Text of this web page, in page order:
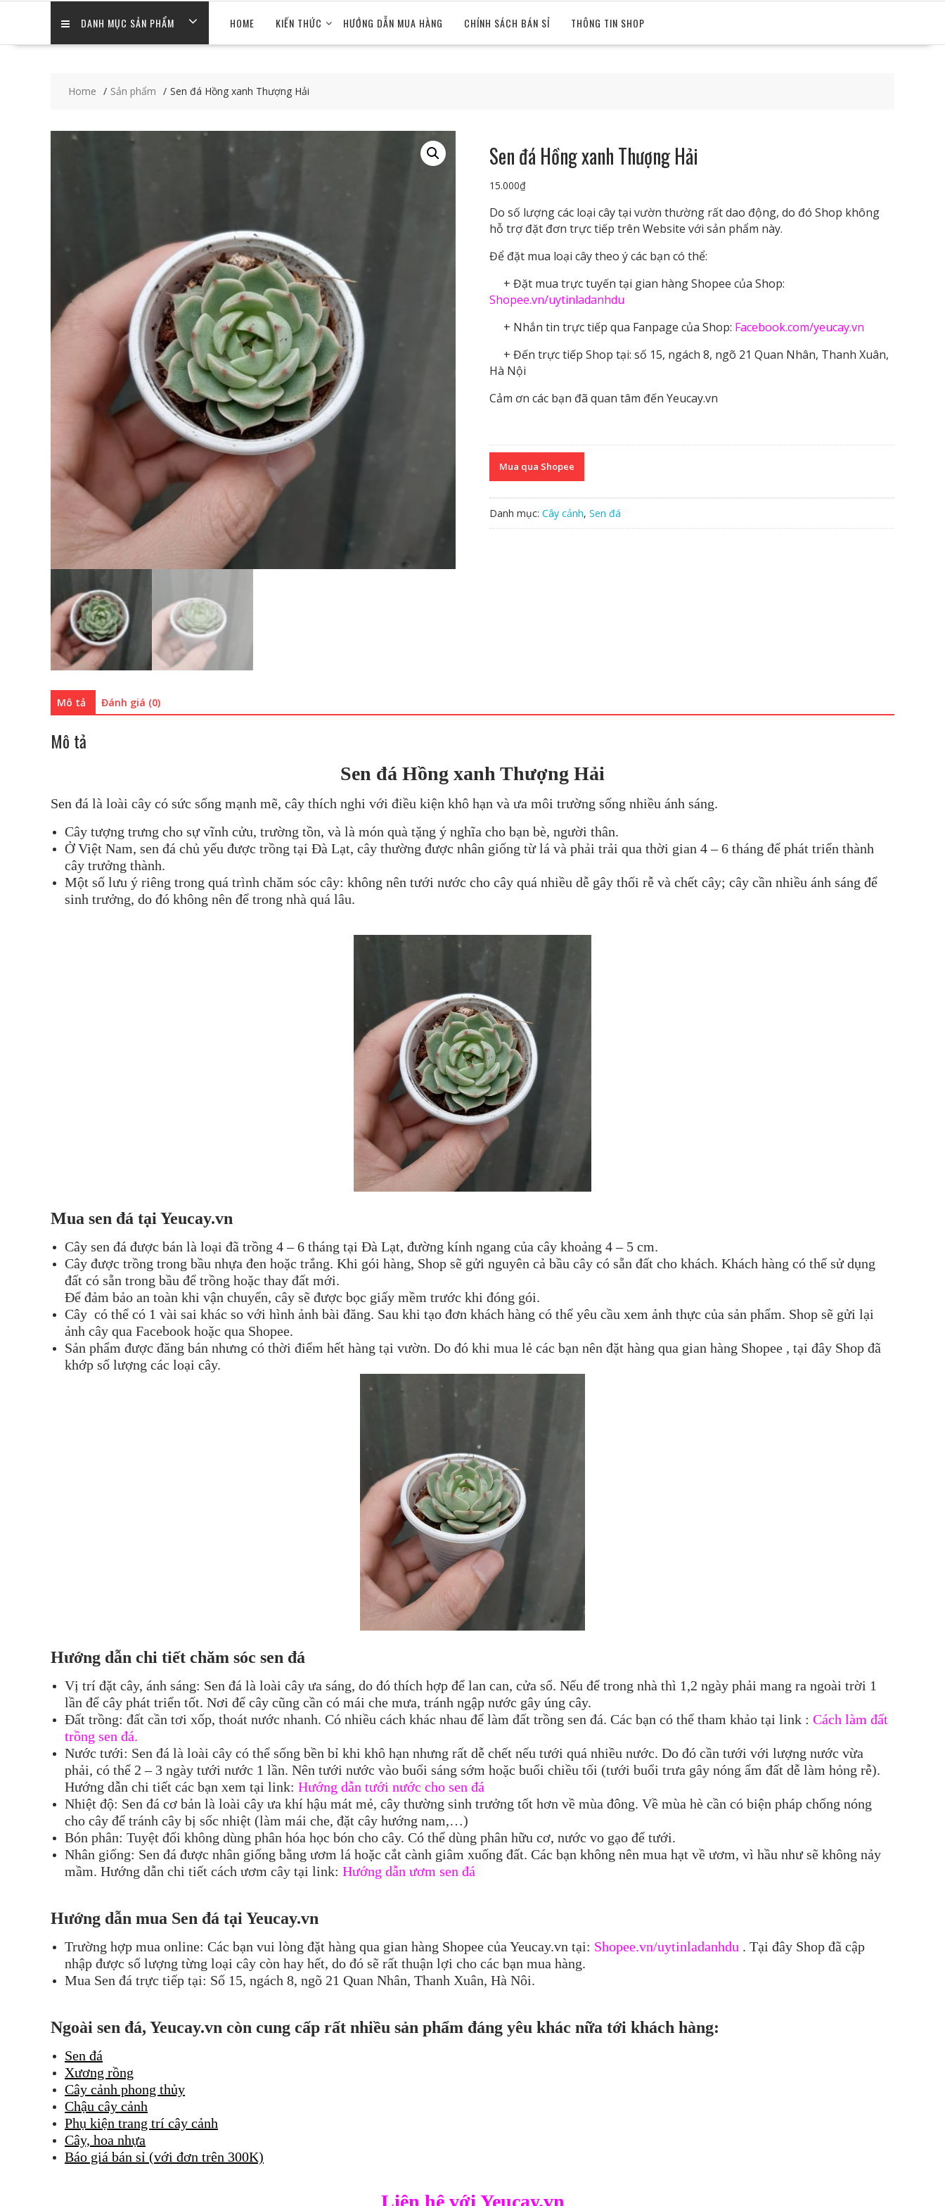
DANH MỤC SẢN PHẨM HOME KIẾN THỨC HƯỚNG DẪN MUA HÀNG CHÍNH SÁCH BÁN SỈ THÔNG TIN SHOP
Home Sản phẩm Sen đá Hồng xanh Thượng Hải
Sen đá Hồng xanh Thượng Hải
15.000₫
Do số lượng các loại cây tại vườn thường rất dao động, do đó Shop không
hỗ trợ đặt đơn trực tiếp trên Website với sản phẩm này.
Để đặt mua loại cây theo ý các bạn có thể:
+ Đặt mua trực tuyến tại gian hàng Shopee của Shop:
Shopee.vn/uytinladanhdu
+ Nhắn tin trực tiếp qua Fanpage của Shop: Facebook.com/yeucay.vn
+ Đến trực tiếp Shop tại: số 15, ngách 8, ngõ 21 Quan Nhân, Thanh Xuân,
Hà Nội
Cảm ơn các bạn đã quan tâm đến Yeucay.vn
Mua qua Shopee
Danh mục: Cây cảnh, Sen đá
Mô tả Đánh giá (0)
Mô tả
Sen đá Hồng xanh Thượng Hải
Sen đá là loài cây có sức sống mạnh mẽ, cây thích nghi với điều kiện khô hạn và ưa môi trường sống nhiều ánh sáng.
Cây tượng trưng cho sự vĩnh cửu, trường tồn, và là món quà tặng ý nghĩa cho bạn bè, người thân.
Ở Việt Nam, sen đá chủ yếu được trồng tại Đà Lạt, cây thường được nhân giống từ lá và phải trải qua thời gian 4 – 6 tháng để phát triển thành
cây trưởng thành.
Một số lưu ý riêng trong quá trình chăm sóc cây: không nên tưới nước cho cây quá nhiều dễ gây thối rễ và chết cây; cây cần nhiều ánh sáng để
sinh trưởng, do đó không nên để trong nhà quá lâu.
Mua sen đá tại Yeucay.vn
Cây sen đá được bán là loại đã trồng 4 – 6 tháng tại Đà Lạt, đường kính ngang của cây khoảng 4 – 5 cm.
Cây được trồng trong bầu nhựa đen hoặc trắng. Khi gói hàng, Shop sẽ gửi nguyên cả bầu cây có sẵn đất cho khách. Khách hàng có thể sử dụng
đất có sẵn trong bầu để trồng hoặc thay đất mới.
Để đảm bảo an toàn khi vận chuyển, cây sẽ được bọc giấy mềm trước khi đóng gói.
Cây có thể có 1 vài sai khác so với hình ảnh bài đăng. Sau khi tạo đơn khách hàng có thể yêu cầu xem ảnh thực của sản phẩm. Shop sẽ gửi lại
ảnh cây qua Facebook hoặc qua Shopee.
Sản phẩm được đăng bán nhưng có thời điểm hết hàng tại vườn. Do đó khi mua lẻ các bạn nên đặt hàng qua gian hàng Shopee , tại đây Shop đã
khớp số lượng các loại cây.
Hướng dẫn chi tiết chăm sóc sen đá
Vị trí đặt cây, ánh sáng: Sen đá là loài cây ưa sáng, do đó thích hợp để lan can, cửa sổ. Nếu để trong nhà thì 1,2 ngày phải mang ra ngoài trời 1
lần để cây phát triển tốt. Nơi để cây cũng cần có mái che mưa, tránh ngập nước gây úng cây.
Đất trồng: đất cần tơi xốp, thoát nước nhanh. Có nhiều cách khác nhau để làm đất trồng sen đá. Các bạn có thể tham khảo tại link : Cách làm đất
trồng sen đá.
Nước tưới: Sen đá là loài cây có thể sống bền bỉ khi khô hạn nhưng rất dễ chết nếu tưới quá nhiều nước. Do đó cần tưới với lượng nước vừa
phải, có thể 2 – 3 ngày tưới nước 1 lần. Nên tưới nước vào buổi sáng sớm hoặc buổi chiều tối (tưới buổi trưa gây nóng ẩm đất dễ làm hỏng rễ).
Hướng dẫn chi tiết các bạn xem tại link: Hướng dẫn tưới nước cho sen đá
Nhiệt độ: Sen đá cơ bản là loài cây ưa khí hậu mát mẻ, cây thường sinh trưởng tốt hơn về mùa đông. Về mùa hè cần có biện pháp chống nóng
cho cây để tránh cây bị sốc nhiệt (làm mái che, đặt cây hướng nam,…)
Bón phân: Tuyệt đối không dùng phân hóa học bón cho cây. Có thể dùng phân hữu cơ, nước vo gạo để tưới.
Nhân giống: Sen đá được nhân giống bằng ươm lá hoặc cắt cành giâm xuống đất. Các bạn không nên mua hạt về ươm, vì hầu như sẽ không nảy
mầm. Hướng dẫn chi tiết cách ươm cây tại link: Hướng dẫn ươm sen đá
Hướng dẫn mua Sen đá tại Yeucay.vn
Trường hợp mua online: Các bạn vui lòng đặt hàng qua gian hàng Shopee của Yeucay.vn tại: Shopee.vn/uytinladanhdu . Tại đây Shop đã cập
nhập được số lượng từng loại cây còn hay hết, do đó sẽ rất thuận lợi cho các bạn mua hàng.
Mua Sen đá trực tiếp tại: Số 15, ngách 8, ngõ 21 Quan Nhân, Thanh Xuân, Hà Nôi.
Ngoài sen đá, Yeucay.vn còn cung cấp rất nhiều sản phẩm đáng yêu khác nữa tới khách hàng:
Sen đá
Xương rồng
Cây cảnh phong thủy
Chậu cây cảnh
Phụ kiện trang trí cây cảnh
Cây, hoa nhựa
Báo giá bán sỉ (với đơn trên 300K)
Liên hệ với Yeucay.vn